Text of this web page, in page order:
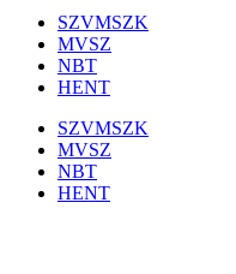
SZVMSZK
MVSZ
NBT
HENT
SZVMSZK
MVSZ
NBT
HENT